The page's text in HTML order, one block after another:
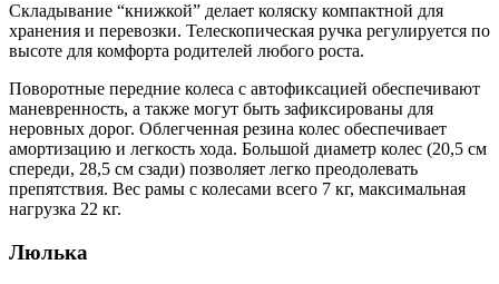
Складывание “книжкой” делает коляску компактной для
хранения и перевозки. Телескопическая ручка регулируется по
высоте для комфорта родителей любого роста.
Поворотные передние колеса с автофиксацией обеспечивают
маневренность, а также могут быть зафиксированы для
неровных дорог. Облегченная резина колес обеспечивает
амортизацию и легкость хода. Большой диаметр колес (20,5 см
спереди, 28,5 см сзади) позволяет легко преодолевать
препятствия. Вес рамы с колесами всего 7 кг, максимальная
нагрузка 22 кг.
Люлька